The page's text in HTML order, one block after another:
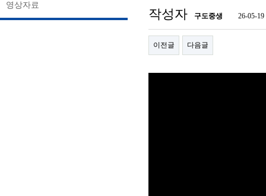
영상자료
작성자 구도중생 26-05-19
이전글 다음글